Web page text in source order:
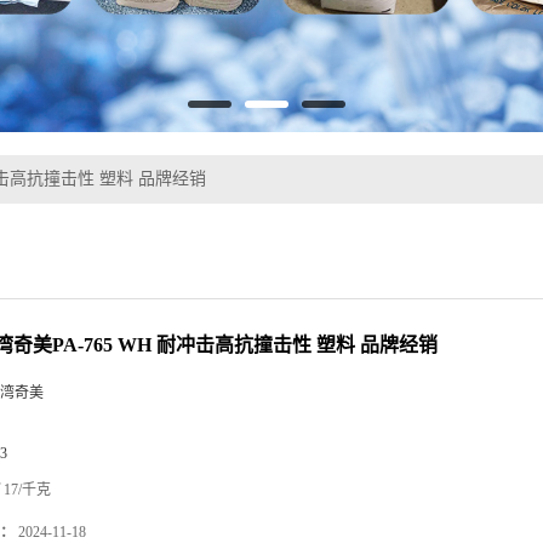
高抗撞击性 塑料 品牌经销
奇美PA-765 WH 耐冲击高抗撞击性 塑料 品牌经销
奇美
千克
2024-11-18